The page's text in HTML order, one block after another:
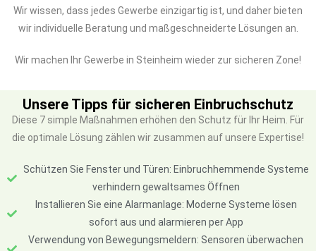
Wir wissen, dass jedes Gewerbe einzigartig ist, und daher bieten
wir individuelle Beratung und maßgeschneiderte Lösungen an.
Wir machen Ihr Gewerbe in Steinheim wieder zur sicheren Zone!
Unsere Tipps für sicheren Einbruchschutz
Diese 7 simple Maßnahmen erhöhen den Schutz für Ihr Heim. Für
die optimale Lösung zählen wir zusammen auf unsere Expertise!
Schützen Sie Fenster und Türen: Einbruchhemmende Systeme
verhindern gewaltsames Öffnen
Installieren Sie eine Alarmanlage: Moderne Systeme lösen
sofort aus und alarmieren per App
Verwendung von Bewegungsmeldern: Sensoren überwachen